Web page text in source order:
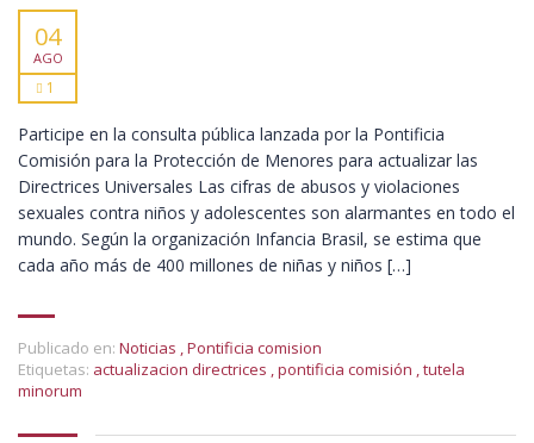
04
AGO
1
Participe en la consulta pública lanzada por la Pontificia
Comisión para la Protección de Menores para actualizar las
Directrices Universales Las cifras de abusos y violaciones
sexuales contra niños y adolescentes son alarmantes en todo el
mundo. Según la organización Infancia Brasil, se estima que
cada año más de 400 millones de niñas y niños […]
Publicado en: Noticias ,Pontificia comision
Etiquetas: actualizacion directrices ,pontificia comisión ,tutela
minorum